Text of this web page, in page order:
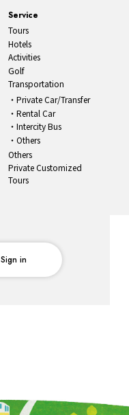
Service
Tours
Hotels
Activities
Golf
Transportation
Private Car/Transfer
Rental Car
Intercity Bus
Others
Others
Private Customized
Tours
Sign in